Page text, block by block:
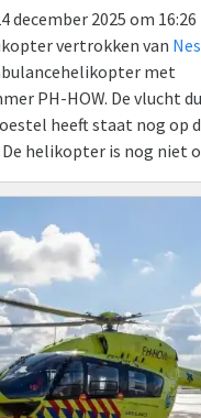
december 2025 om 16:26
vertrokken van Nes
met
PH-HOW. De vlucht
heeft staat nog op
helikopter is nog niet